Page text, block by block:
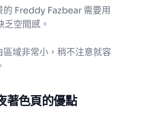
Freddy Fazbear 需要用
空間感。
域非常小，稍不注意就容
著色頁的優點